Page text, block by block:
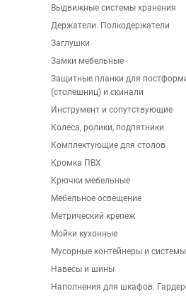
Выдвижные системы хранения
Держатели. Полкодержатели
Заглушки
Замки мебельные
Защитные планки для
(столешниц) и скинали
Инструмент и сопутствующие
Колеса, ролики, подпятники
Комплектующие для столов
Кромка ПВХ
Крючки мебельные
Мебельное освещение
Метрический крепеж
Мойки кухонные
Мусорные контейнеры и
Навесы и шины
Наполнения для шкафов.